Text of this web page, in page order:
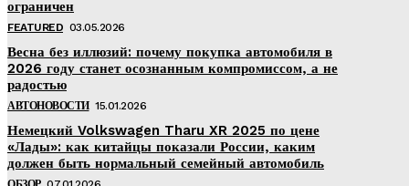
ограничен
FEATURED 03.05.2026
Весна без иллюзий: почему покупка автомобиля в
2026 году станет осознанным компромиссом, а не
радостью
АВТОНОВОСТИ 15.01.2026
Немецкий Volkswagen Tharu XR 2025 по цене
«Лады»: как китайцы показали России, каким
должен быть нормальный семейный автомобиль